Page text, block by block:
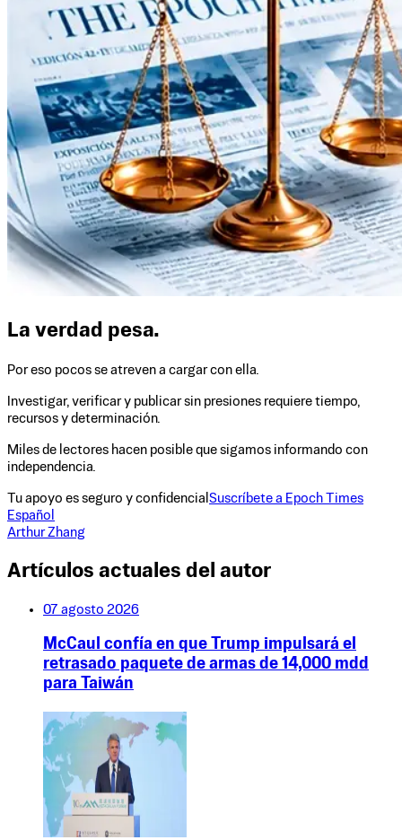
La verdad pesa.
Por eso pocos se atreven a cargar con ella.
Investigar, verificar y publicar sin presiones requiere tiempo,
recursos y determinación.
Miles de lectores hacen posible que sigamos informando con
independencia.
Tu apoyo es seguro y confidencial Suscríbete a Epoch Times
Español
Arthur Zhang
Artículos actuales del autor
07 agosto 2026
McCaul confía en que Trump impulsará el
retrasado paquete de armas de 14,000 mdd
para Taiwán